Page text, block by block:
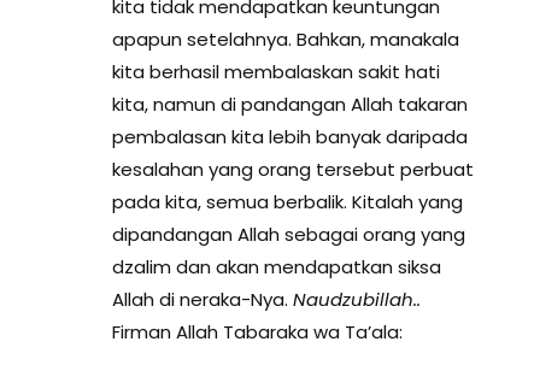
kita tidak mendapatkan keuntungan
apapun setelahnya. Bahkan, manakala
kita berhasil membalaskan sakit hati
kita, namun di pandangan Allah takaran
pembalasan kita lebih banyak daripada
kesalahan yang orang tersebut perbuat
pada kita, semua berbalik. Kitalah yang
dipandangan Allah sebagai orang yang
dzalim dan akan mendapatkan siksa
Allah di neraka-Nya. Naudzubillah..
Firman Allah Tabaraka wa Ta’ala: